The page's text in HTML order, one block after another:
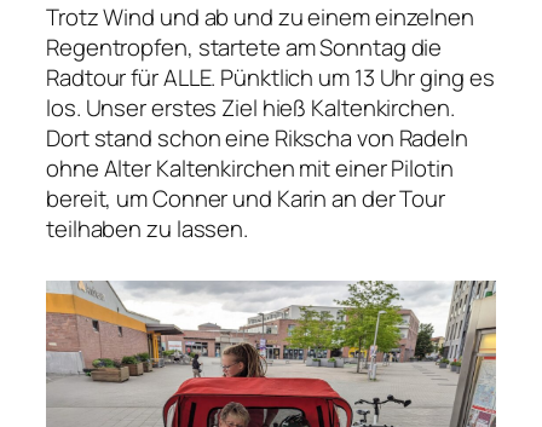
Trotz Wind und ab und zu einem einzelnen
Regentropfen, startete am Sonntag die
Radtour für ALLE. Pünktlich um 13 Uhr ging es
los. Unser erstes Ziel hieß Kaltenkirchen.
Dort stand schon eine Rikscha von Radeln
ohne Alter Kaltenkirchen mit einer Pilotin
bereit, um Conner und Karin an der Tour
teilhaben zu lassen.